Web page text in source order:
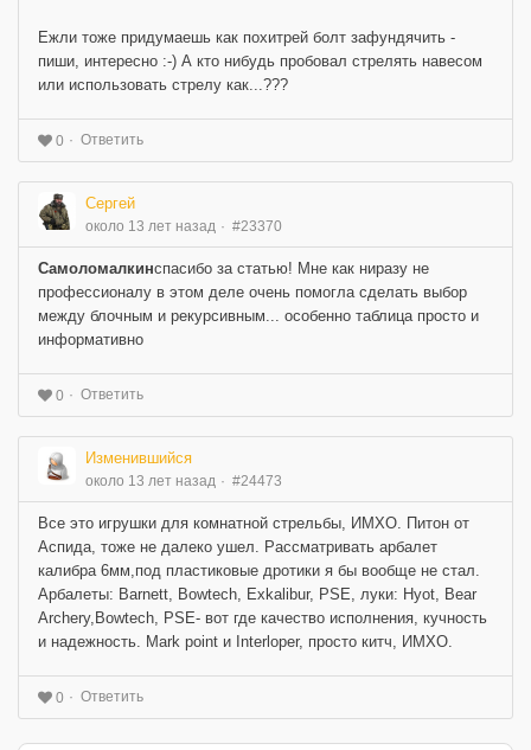
Ежли тоже придумаешь как похитрей болт зафундячить -
пиши, интересно :-) А кто нибудь пробовал стрелять навесом
или использовать стрелу как...???
0 Ответить
Сергей
около 13 лет назад #23370
Самоломалкинспасибо за статью! Мне как ниразу не
профессионалу в этом деле очень помогла сделать выбор
между блочным и рекурсивным... особенно таблица просто и
информативно
0 Ответить
Изменившийся
около 13 лет назад #24473
Все это игрушки для комнатной стрельбы, ИМХО. Питон от
Аспида, тоже не далеко ушел. Рассматривать арбалет
калибра 6мм,под пластиковые дротики я бы вообще не стал.
Арбалеты: Barnett, Bowtech, Exkalibur, PSE, луки: Hyot, Bear
Archery,Bowtech, PSE- вот где качество исполнения, кучность
и надежность. Mark point и Interloper, просто китч, ИМХО.
0 Ответить